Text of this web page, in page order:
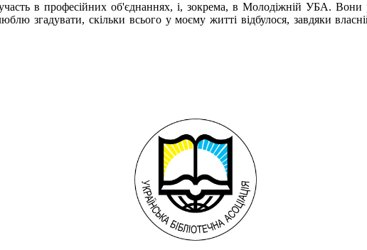
в професійних об'єднаннях, і, зокрема, в Молодіжній УБА.
згадувати, скільки всього у моєму житті відбулося, завдяки